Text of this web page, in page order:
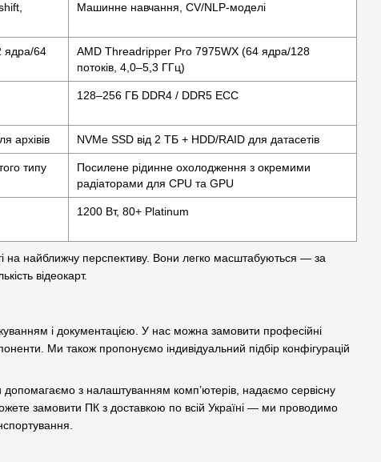
Машинне навчання, CV/NLP-моделі
ядра/64
AMD Threadripper Pro 7975WX (64 ядра/128
потоків, 4,0–5,3 ГГц)
128–256 ГБ DDR4 / DDR5 ECC
архівів NVMe SSD від 2 ТБ + HDD/RAID для датасетів
типу
Посилене рідинне охолодження з окремими
радіаторами для CPU та GPU
1200 Вт, 80+ Platinum
на найближчу перспективу. Вони легко масштабуються — за
відеокарт.
і документацією. У нас можна замовити професійні
Ми також пропонуємо індивідуальний підбір конфігурацій
допомагаємо з налаштуванням комп’ютерів, надаємо сервісну
замовити ПК з доставкою по всій Україні — ми проводимо